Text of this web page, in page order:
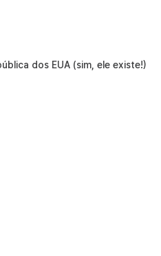
dos EUA (sim, ele existe!)